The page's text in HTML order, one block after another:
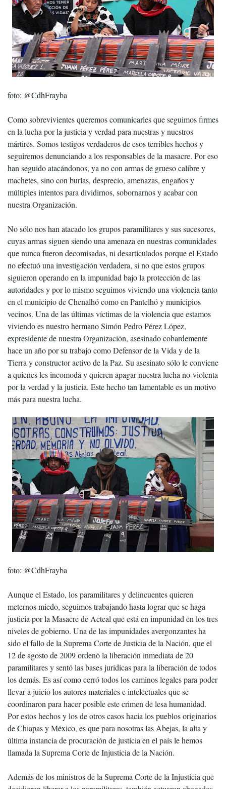
foto: @CdhFrayba
Como sobrevivientes queremos comunicarles que seguimos firmes
en la lucha por la justicia y verdad para nuestras y nuestros
mártires. Somos testigos verdaderos de esos terribles hechos y
seguiremos denunciando a los responsables de la masacre. Por eso
han seguido atacándonos, ya no con armas de grueso calibre y
machetes, sino con burlas, desprecio, amenazas, engaños y
múltiples intentos para dividirnos, sobornarnos y acabar con
nuestra Organización.
No sólo nos han atacado los grupos paramilitares y sus sucesores,
cuyas armas siguen siendo una amenaza en nuestras comunidades
que nunca fueron decomisadas, ni desarticulados porque el Estado
no efectuó una investigación verdadera, si no que estos grupos
siguieron operando en la impunidad bajo la protección de las
autoridades y por lo mismo seguimos viviendo una violencia tanto
en el municipio de Chenalhó como en Pantelhó y municipios
vecinos. Una de las últimas víctimas de la violencia que estamos
viviendo es nuestro hermano Simón Pedro Pérez López,
expresidente de nuestra Organización, asesinado cobardemente
hace un año por su trabajo como Defensor de la Vida y de la
Tierra y constructor activo de la Paz. Su asesinato sólo le conviene
a quienes les incomoda y quieren apagar nuestra lucha no-violenta
por la verdad y la justicia. Este hecho tan lamentable es un motivo
más para nuestra lucha.
foto: @CdhFrayba
Aunque el Estado, los paramilitares y delincuentes quieren
meternos miedo, seguimos trabajando hasta lograr que se haga
justicia por la Masacre de Acteal que está en impunidad en los tres
niveles de gobierno. Una de las impunidades avergonzantes ha
sido el fallo de la Suprema Corte de Justicia de la Nación, que el
12 de agosto de 2009 ordenó la liberación inmediata de 20
paramilitares y sentó las bases jurídicas para la liberación de todos
los demás. Es así como cerró todos los caminos legales para poder
llevar a juicio los autores materiales e intelectuales que se
coordinaron para hacer posible este crimen de lesa humanidad.
Por estos hechos y los de otros casos hacia los pueblos originarios
de Chiapas y México, es que para nosotras las Abejas, la alta y
última instancia de procuración de justicia en el país le hemos
llamada la Suprema Corte de Injusticia de la Nación.
Además de los ministros de la Suprema Corte de la Injusticia que